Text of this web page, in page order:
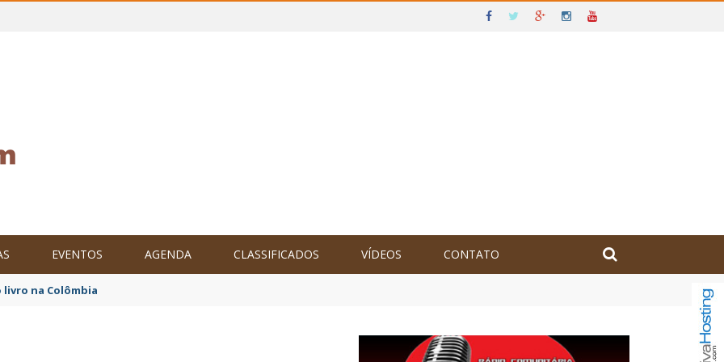
EVENTOS AGENDA CLASSIFICADOS VÍDEOS CONTATO
o Brasil no XXIV Parlamento Internacional de Escritores, na Colômbia